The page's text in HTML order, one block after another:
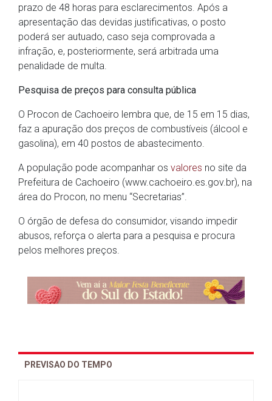
prazo de 48 horas para esclarecimentos. Após a
apresentação das devidas justificativas, o posto
poderá ser autuado, caso seja comprovada a
infração, e, posteriormente, será arbitrada uma
penalidade de multa.
Pesquisa de preços para consulta pública
O Procon de Cachoeiro lembra que, de 15 em 15 dias,
faz a apuração dos preços de combustíveis (álcool e
gasolina), em 40 postos de abastecimento.
A população pode acompanhar os valores no site da
Prefeitura de Cachoeiro (www.cachoeiro.es.gov.br), na
área do Procon, no menu “Secretarias”.
O órgão de defesa do consumidor, visando impedir
abusos, reforça o alerta para a pesquisa e procura
pelos melhores preços.
PREVISAO DO TEMPO